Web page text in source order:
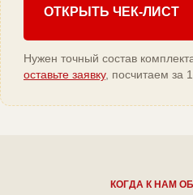
ОТКРЫТЬ ЧЕК-ЛИСТ
Нужен точный состав
оставьте заявку, посчитаем за
КОГДА К НАМ